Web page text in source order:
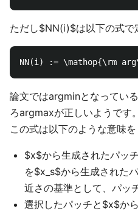
ただし$NN(i)$は以下の式で
論文ではargminとなってい
ろargmaxが正しいようです。
この式は以下のような意味を
$x$から生成されたパッ
を$x_s$から生成された
近さの基準として、パッ
選択したパッチと$x$か